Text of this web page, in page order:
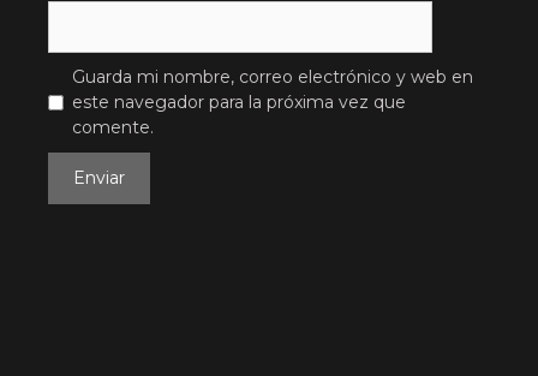
Guarda mi nombre, correo electrónico y web en
este navegador para la próxima vez que
comente.